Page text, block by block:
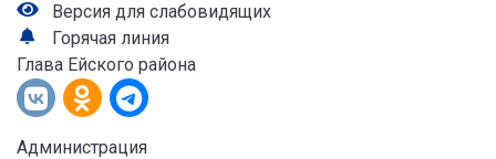
Версия для слабовидящих
Горячая линия
Глава Ейского района
Администрация